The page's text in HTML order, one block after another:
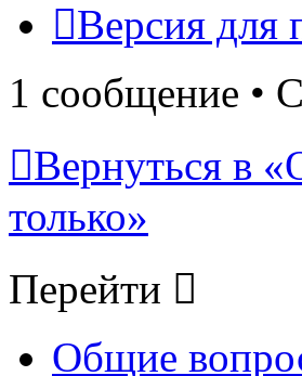
Версия для
1 сообщение •
Вернуться в
только»
Перейти
Общие